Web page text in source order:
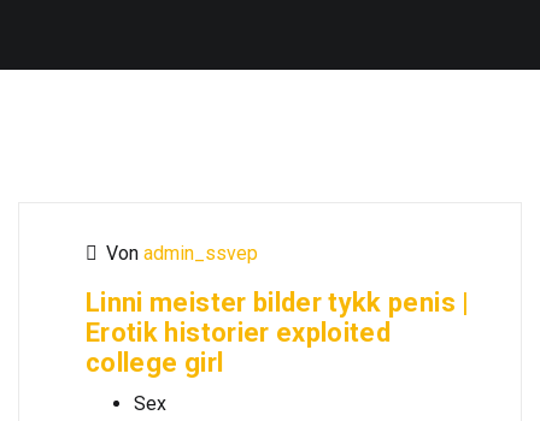
Von admin_ssvep
Linni meister bilder tykk penis |
Erotik historier exploited
college girl
Sex